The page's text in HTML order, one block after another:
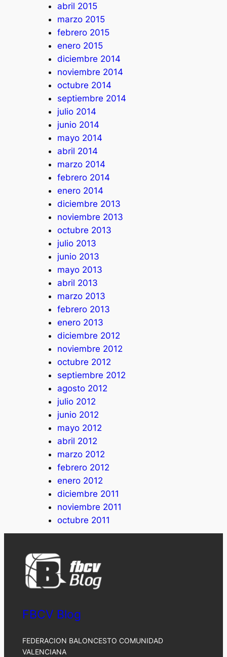
abril 2015
marzo 2015
febrero 2015
enero 2015
diciembre 2014
noviembre 2014
octubre 2014
septiembre 2014
julio 2014
junio 2014
mayo 2014
abril 2014
marzo 2014
febrero 2014
enero 2014
diciembre 2013
noviembre 2013
octubre 2013
julio 2013
junio 2013
mayo 2013
abril 2013
marzo 2013
febrero 2013
enero 2013
diciembre 2012
noviembre 2012
octubre 2012
septiembre 2012
agosto 2012
julio 2012
junio 2012
mayo 2012
abril 2012
marzo 2012
febrero 2012
enero 2012
diciembre 2011
noviembre 2011
octubre 2011
FBCV Blog
FEDERACION BALONCESTO COMUNIDAD
VALENCIANA